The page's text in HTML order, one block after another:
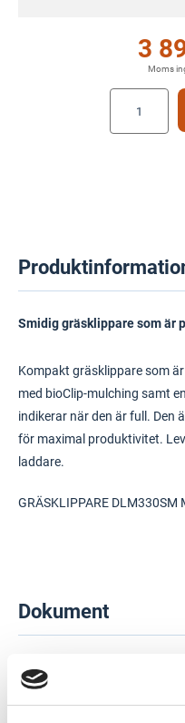
3
Moms
Smidig gräsklippare som är
Kompakt gräsklippare som
med bioClip-mulching samt
indikerar när den är full. Den
för maximal produktivitet.
laddare.
GRÄSKLIPPARE DLM330SM
Dokument